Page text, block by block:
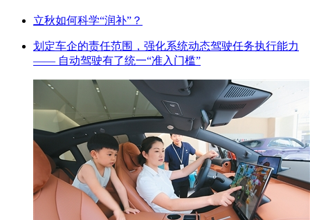
立秋如何科学“润补”？
划定车企的责任范围，强化系统动态驾驶任务执行能力
—— 自动驾驶有了统一“准入门槛”